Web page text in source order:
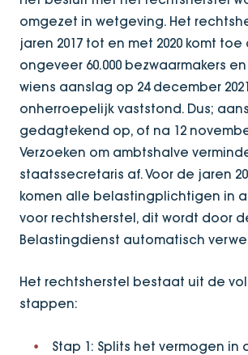
omgezet in wetgeving. Het
jaren 2017 tot en met 2020 komt
ongeveer 60.000 bezwaarmakers
wiens aanslag op 24 december
onherroepelijk vaststond. Dus;
gedagtekend op, of na 12
Verzoeken om ambtshalve
staatssecretaris af. Voor de jaren
komen alle belastingplichtigen in
voor rechtsherstel, dit wordt door
Belastingdienst automatisch
Het rechtsherstel bestaat uit de
stappen:
Stap 1: Splits het vermogen in